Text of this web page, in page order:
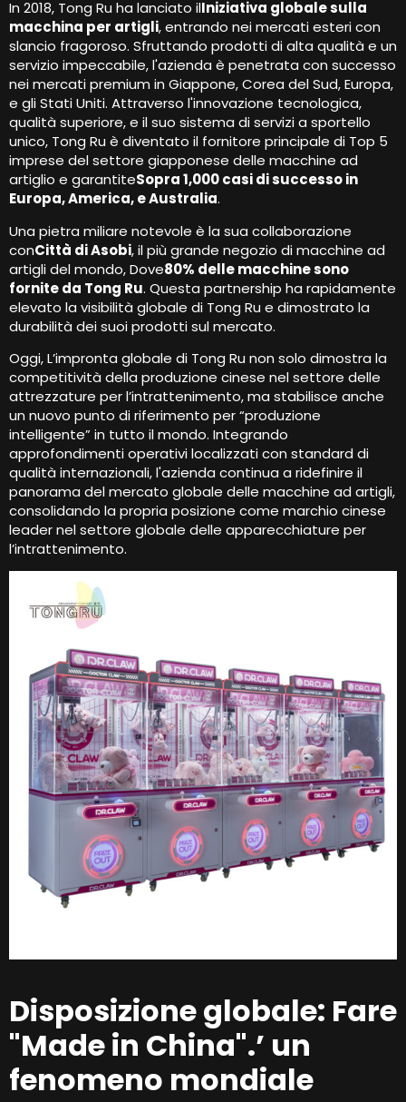
In 2018, Tong Ru ha lanciato ilIniziativa globale sulla
macchina per artigli, entrando nei mercati esteri con
slancio fragoroso. Sfruttando prodotti di alta qualità e un
servizio impeccabile, l'azienda è penetrata con successo
nei mercati premium in Giappone, Corea del Sud, Europa,
e gli Stati Uniti. Attraverso l'innovazione tecnologica,
qualità superiore, e il suo sistema di servizi a sportello
unico, Tong Ru è diventato il fornitore principale di Top 5
imprese del settore giapponese delle macchine ad
artiglio e garantiteSopra 1,000 casi di successo in
Europa, America, e Australia.
Una pietra miliare notevole è la sua collaborazione
conCittà di Asobi, il più grande negozio di macchine ad
artigli del mondo, Dove80% delle macchine sono
fornite da Tong Ru. Questa partnership ha rapidamente
elevato la visibilità globale di Tong Ru e dimostrato la
durabilità dei suoi prodotti sul mercato.
Oggi, L’impronta globale di Tong Ru non solo dimostra la
competitività della produzione cinese nel settore delle
attrezzature per l’intrattenimento, ma stabilisce anche
un nuovo punto di riferimento per “produzione
intelligente” in tutto il mondo. Integrando
approfondimenti operativi localizzati con standard di
qualità internazionali, l'azienda continua a ridefinire il
panorama del mercato globale delle macchine ad artigli,
consolidando la propria posizione come marchio cinese
leader nel settore globale delle apparecchiature per
l’intrattenimento.
Disposizione globale: Fare
"Made in China".’ un
fenomeno mondiale